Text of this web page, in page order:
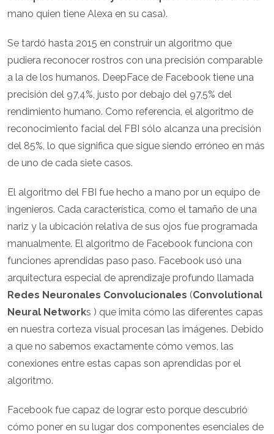
mano quien tiene Alexa en su casa).
Se tardó hasta 2015 en construir un algoritmo que
pudiera reconocer rostros con una precisión comparable
a la de los humanos. DeepFace de Facebook tiene una
precisión del 97,4%, justo por debajo del 97,5% del
rendimiento humano. Como referencia, el algoritmo de
reconocimiento facial del FBI sólo alcanza una precisión
del 85%, lo que significa que sigue siendo erróneo en más
de uno de cada siete casos.
El algoritmo del FBI fue hecho a mano por un equipo de
ingenieros. Cada característica, como el tamaño de una
nariz y la ubicación relativa de sus ojos fue programada
manualmente. El algoritmo de Facebook funciona con
funciones aprendidas paso paso. Facebook usó una
arquitectura especial de aprendizaje profundo llamada
Redes Neuronales Convolucionales (Convolutional
Neural Networks ) que imita cómo las diferentes capas
en nuestra corteza visual procesan las imágenes. Debido
a que no sabemos exactamente cómo vemos, las
conexiones entre estas capas son aprendidas por el
algoritmo.
Facebook fue capaz de lograr esto porque descubrió
cómo poner en su lugar dos componentes esenciales de